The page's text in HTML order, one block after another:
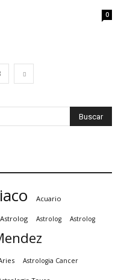
0
Acuario
Astrolog Astrolog Astrolog
Astrologia Cancer